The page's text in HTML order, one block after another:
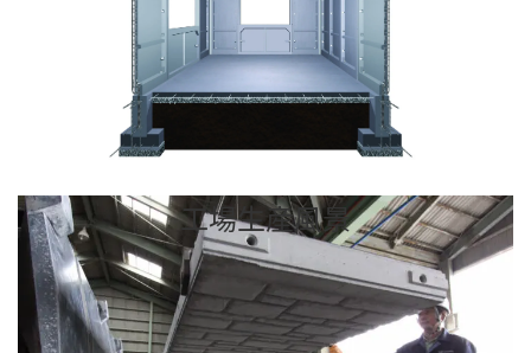
工場生産風景